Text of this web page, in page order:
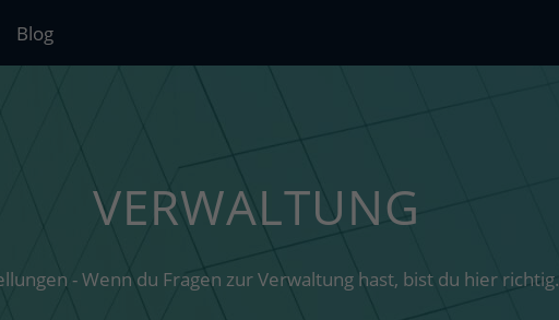
Blog
VERWALTUNG
- Wenn du Fragen zur Verwaltung hast, bist du hier richtig.